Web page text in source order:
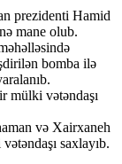
prezidenti Hamid
mane olub.
bomba ilə
mülki vətəndaşı
və Xairxaneh
saxlayıb.